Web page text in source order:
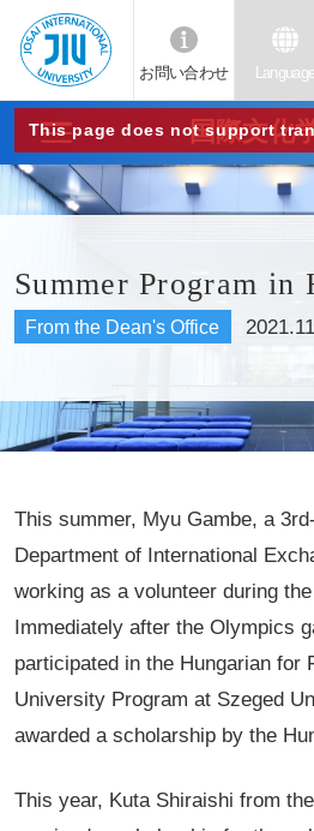
JIU
城西
大学
お問い合わせ Language
This page does not support
国際文化
Summer Program in
From the Dean's Office
This summer, Myu Gambe, a
Department of International
working as a volunteer during
Immediately after the Olympics
participated in the Hungarian for
University Program at Szeged
awarded a scholarship by the
This year, Kuta Shiraishi from